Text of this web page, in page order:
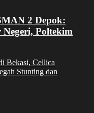
2 Depok:
Poltekim